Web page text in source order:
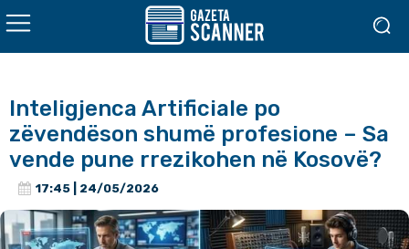
Inteligjenca Artificiale po
zëvendëson shumë profesione – Sa
vende pune rrezikohen në Kosovë?
17:45 | 24/05/2026